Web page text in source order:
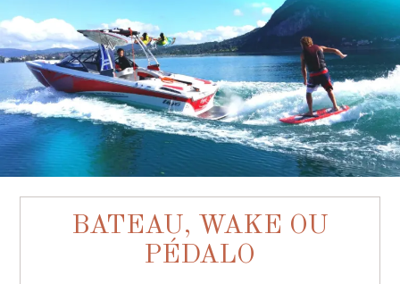
BATEAU, WAKE OU
PÉDALO